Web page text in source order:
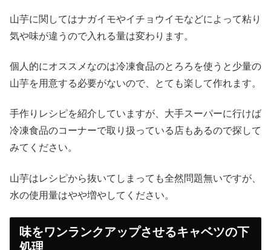
山芋に関してはナガイモやイチョウイモなどによって粘り
気や味が違うので入れる量は変わります。
個人的にオススメなのは冷凍食品のとろろを使うと少量の
山芋を用意する必要がないので、とても楽して作れます。
手作りレシピを紹介していますが、大手スーパーに行けば
冷凍食品のコーナーで取り扱っている店もあるので探して
みてください。
山芋はレシピから抜いてしまっても全然問題無いですが、
水の使用量はやや増やしてください。
味をワンランクアップさせるキャベツの下
処理